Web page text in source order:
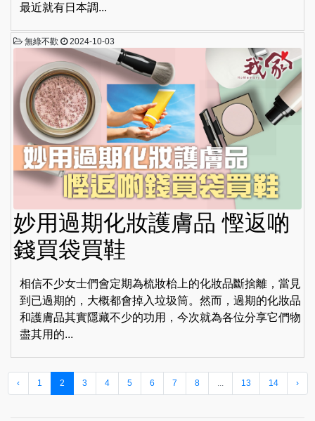
最近就有日本調...
無綠不歡 2024-10-03
妙用過期化妝護膚品 慳返啲
錢買袋買鞋
相信不少女士們會定期為梳妝枱上的化妝品斷捨離，當見
到已過期的，大概都會掉入垃圾筒。然而，過期的化妝品
和護膚品其實隱藏不少的功用，今次就為各位分享它們物
盡其用的...
‹ 1 2 3 4 5 6 7 8 13 14 ›